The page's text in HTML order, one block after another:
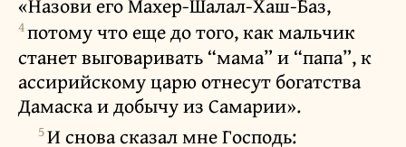
«Назови его Махер-Шалал-Хаш-Баз,
4потому что еще до того, как мальчик
станет выговаривать “мама” и “папа”, к
ассирийскому царю отнесут богатства
Дамаска и добычу из Самарии».
5И снова сказал мне Господь: